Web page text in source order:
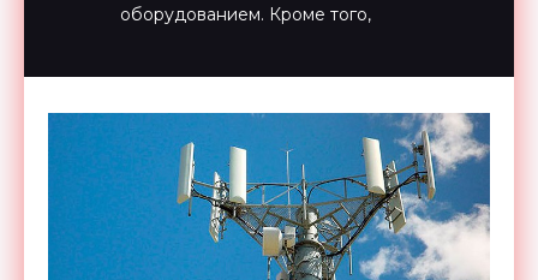
оборудованием. Кроме того,